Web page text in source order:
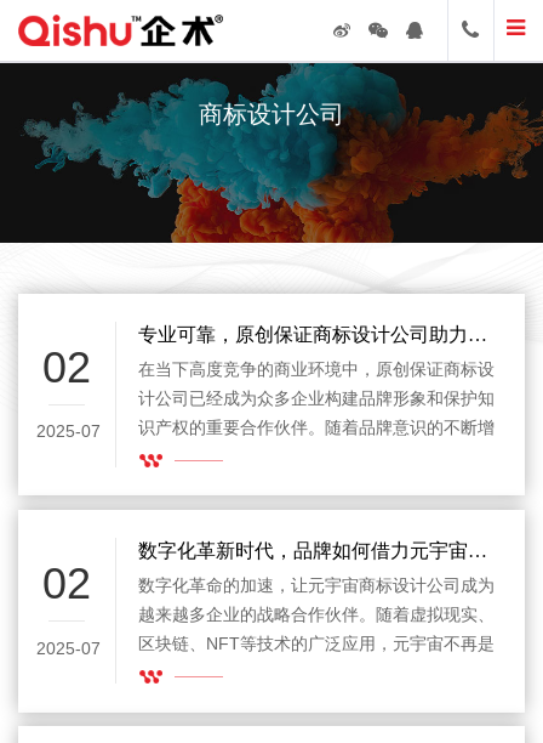
商标设计公司
02
2025-07
专业可靠，原创保证商标设计公司助力品牌独特性保护
在当下高度竞争的商业环境中，原创保证商标设
计公司已经成为众多企业构建品牌形象和保护知
识产权的重要合作伙伴。随着品牌意识的不断增
强，越来越多的企业认识到，一个具备原创性、
号，更是连接消费者、塑造口碑、提升竞争力的
关键工具。选择一家专业的原创保证商标设计公
司，不只是为了在市场中脱颖而出，更是为了确
保每一份投入都能得到长久的安全保障。
02
2025-07
数字化革新时代，品牌如何借力元宇宙商标设计公司抢占先机
数字化革命的加速，让元宇宙商标设计公司成为
越来越多企业的战略合作伙伴。随着虚拟现实、
区块链、NFT等技术的广泛应用，元宇宙不再是
遥远的概念，而是品牌触达新用户、积累数字资
平面标识，元宇宙商标不仅是视觉符号，更是跨